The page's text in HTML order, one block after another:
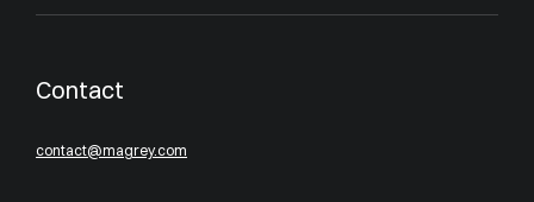
Contact
contact@magrey.com